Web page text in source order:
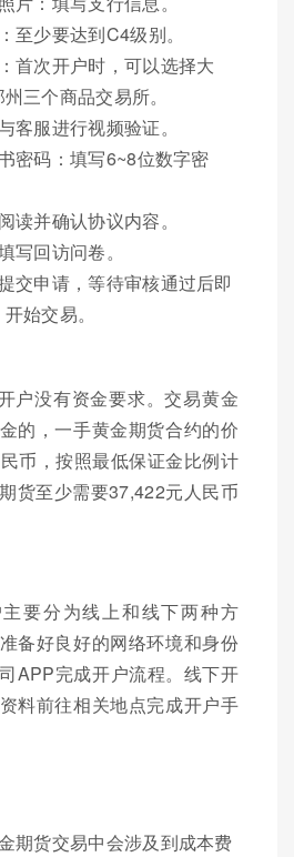
至少要达到C4级别。
首次开户时，可以选择大
三个商品交易所。
客服进行视频验证。
密码：填写6~8位数字密
读并确认协议内容。
写回访问卷。
交申请，等待审核通过后即
始交易。
户没有资金要求。交易黄金
的，一手黄金期货合约的价
币，按照最低保证金比例计
货至少需要37,422元人民币
要分为线上和线下两种方
备好良好的网络环境和身份
APP完成开户流程。线下开
料前往相关地点完成开户手
期货交易中会涉及到成本费